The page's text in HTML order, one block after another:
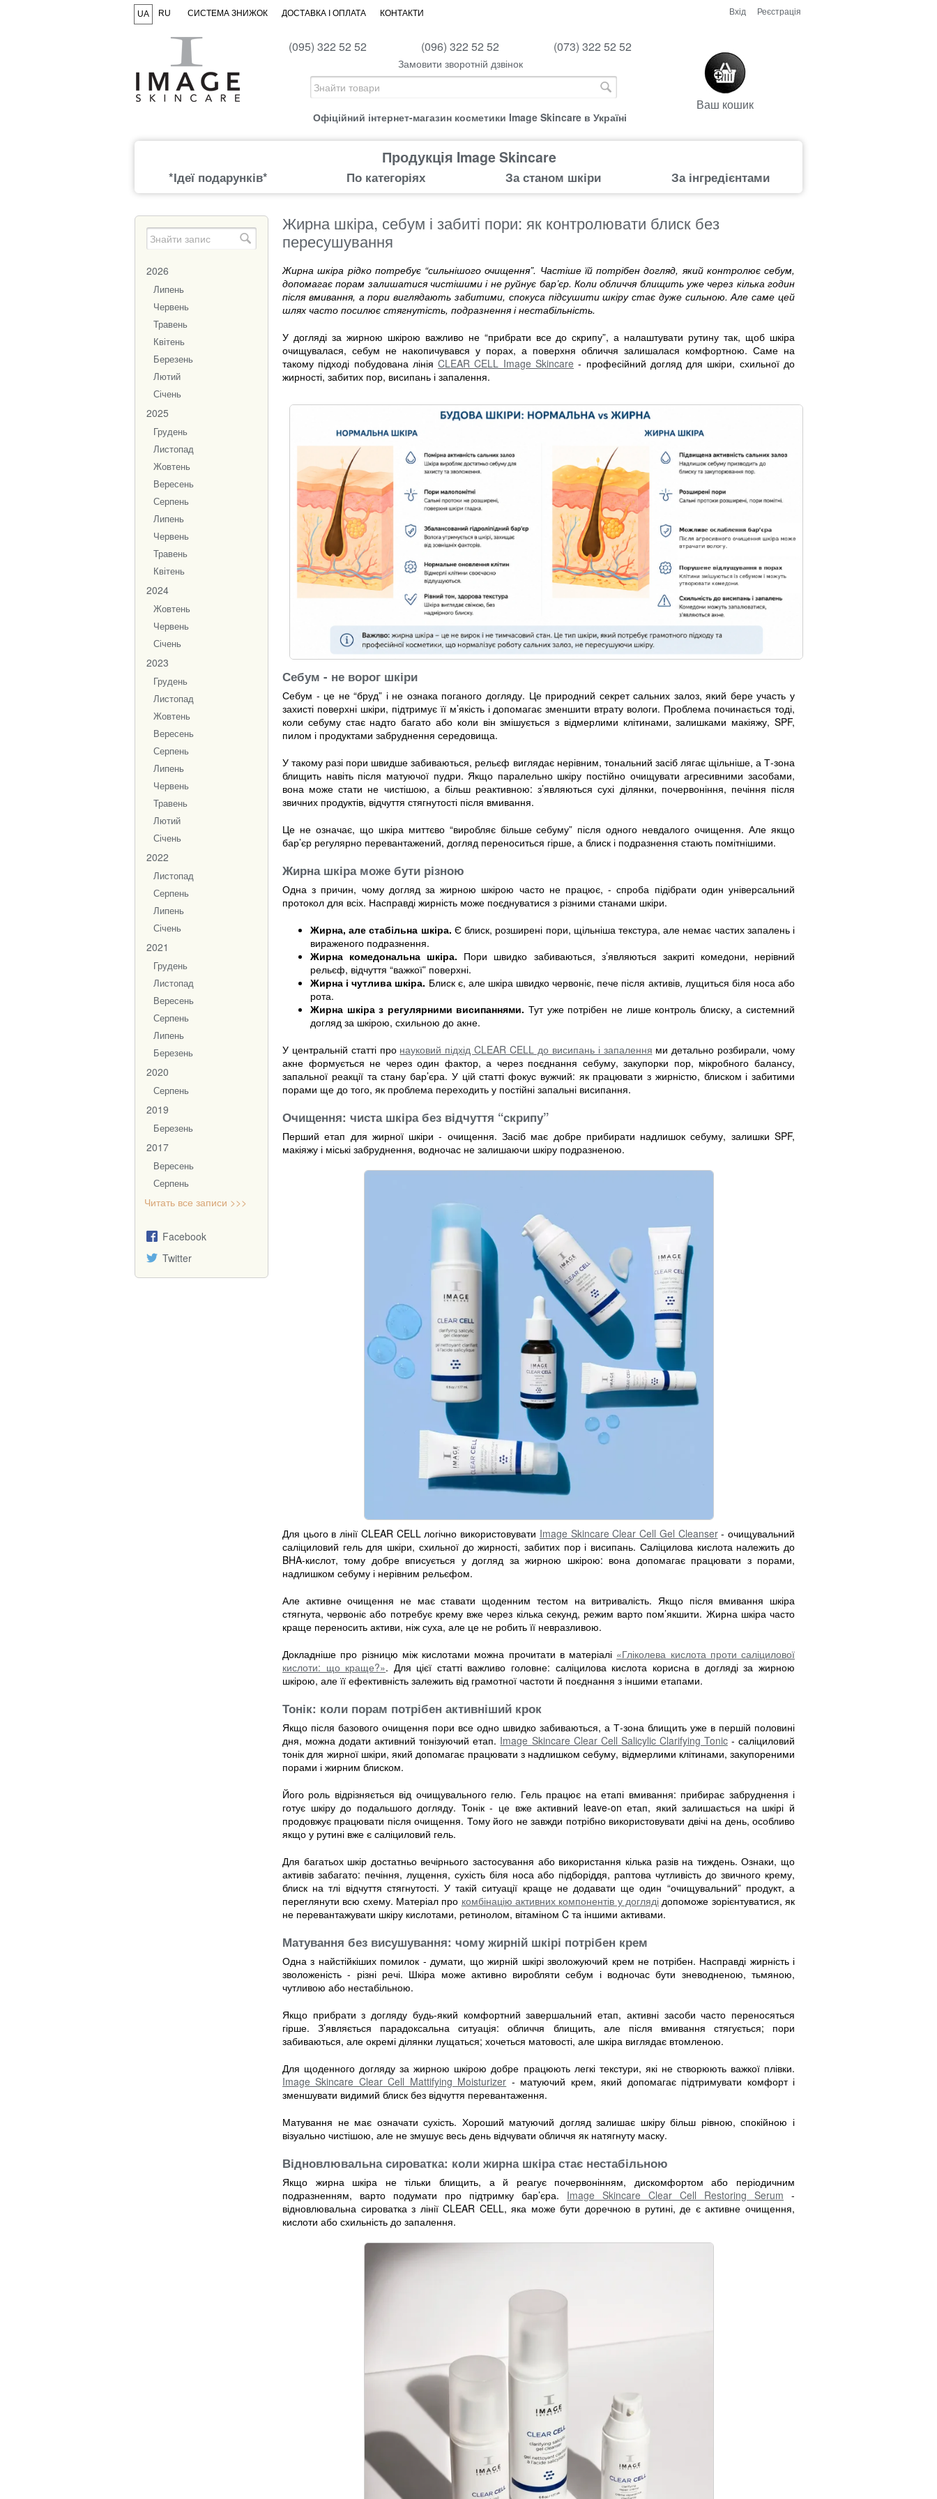
UA RU СИСТЕМА ЗНИЖОК ДОСТАВКА І ОПЛАТА КОНТАКТИ Вхід Реєстрація
Офіційний інтернет-магазин косметики Image Skincare в Україні
(095) 322 52 52 (096) 322 52 52 (073) 322 52 52
Замовити зворотній дзвінок
Ваш кошик
Продукція Image Skincare
*Ідеї подарунків* По категоріях За станом шкіри За інгредієнтами
2026
Липень
Червень
Травень
Квітень
Березень
Лютий
Січень
2025
Грудень
Листопад
Жовтень
Вересень
Серпень
Липень
Червень
Травень
Квітень
2024
Жовтень
Червень
Січень
2023
Грудень
Листопад
Жовтень
Вересень
Серпень
Липень
Червень
Травень
Лютий
Січень
2022
Листопад
Серпень
Липень
Січень
2021
Грудень
Листопад
Вересень
Серпень
Липень
Березень
2020
Серпень
2019
Березень
2017
Вересень
Серпень
Читать все записи >>>
Facebook
Twitter
Жирна шкіра, себум і забиті пори: як контролювати блиск без
пересушування
Жирна шкіра рідко потребує “сильнішого очищення”. Частіше їй потрібен догляд, який контролює себум,
допомагає порам залишатися чистішими і не руйнує бар’єр. Коли обличчя блищить уже через кілька годин
після вмивання, а пори виглядають забитими, спокуса підсушити шкіру стає дуже сильною. Але саме цей
шлях часто посилює стягнутість, подразнення і нестабільність.
У догляді за жирною шкірою важливо не “прибрати все до скрипу”, а налаштувати рутину так, щоб шкіра
очищувалася, себум не накопичувався у порах, а поверхня обличчя залишалася комфортною. Саме на
такому підході побудована лініяCLEAR CELL Image Skincare - професійний догляд для шкіри, схильної до
жирності, забитих пор, висипань і запалення.
Себум - не ворог шкіри
Себум - це не “бруд” і не ознака поганого догляду. Це природний секрет сальних залоз, який бере участь у
захисті поверхні шкіри, підтримує її м’якість і допомагає зменшити втрату вологи. Проблема починається тоді,
коли себуму стає надто багато або коли він змішується з відмерлими клітинами, залишками макіяжу, SPF,
пилом і продуктами забруднення середовища.
У такому разі пори швидше забиваються, рельєф виглядає нерівним, тональний засіб лягає щільніше, а Т-зона
блищить навіть після матуючої пудри. Якщо паралельно шкіру постійно очищувати агресивними засобами,
вона може стати не чистішою, а більш реактивною: з’являються сухі ділянки, почервоніння, печіння після
звичних продуктів, відчуття стягнутості після вмивання.
Це не означає, що шкіра миттєво “виробляє більше себуму” після одного невдалого очищення. Але якщо
бар’єр регулярно перевантажений, догляд переноситься гірше, а блиск і подразнення стають помітнішими.
Жирна шкіра може бути різною
Одна з причин, чому догляд за жирною шкірою часто не працює, - спроба підібрати один універсальний
протокол для всіх. Насправді жирність може поєднуватися з різними станами шкіри.
Жирна, але стабільна шкіра. Є блиск, розширені пори, щільніша текстура, але немає частих запалень і
вираженого подразнення.
Жирна комедональна шкіра. Пори швидко забиваються, з’являються закриті комедони, нерівний
рельєф, відчуття “важкої” поверхні.
Жирна і чутлива шкіра. Блиск є, але шкіра швидко червоніє, пече після активів, лущиться біля носа або
рота.
Жирна шкіра з регулярними висипаннями. Тут уже потрібен не лише контроль блиску, а системний
догляд за шкірою, схильною до акне.
У центральній статті про науковий підхід CLEAR CELL до висипань і запалення ми детально розбирали, чому
акне формується не через один фактор, а через поєднання себуму, закупорки пор, мікробного балансу,
запальної реакції та стану бар’єра. У цій статті фокус вужчий: як працювати з жирністю, блиском і забитими
порами ще до того, як проблема переходить у постійні запальні висипання.
Очищення: чиста шкіра без відчуття “скрипу”
Перший етап для жирної шкіри - очищення. Засіб має добре прибирати надлишок себуму, залишки SPF,
макіяжу і міські забруднення, водночас не залишаючи шкіру подразненою.
Для цього в лінії CLEAR CELL логічно використовувати Image Skincare Clear Cell Gel Cleanser- очищувальний
саліциловий гель для шкіри, схильної до жирності, забитих пор і висипань. Саліцилова кислота належить до
BHA-кислот, тому добре вписується у догляд за жирною шкірою: вона допомагає працювати з порами,
надлишком себуму і нерівним рельєфом.
Але активне очищення не має ставати щоденним тестом на витривалість. Якщо після вмивання шкіра
стягнута, червоніє або потребує крему вже через кілька секунд, режим варто пом’якшити. Жирна шкіра часто
краще переносить активи, ніж суха, але це не робить її невразливою.
Докладніше про різницю між кислотами можна прочитати в матеріалі «Гліколева кислота проти саліцилової
кислоти: що краще?». Для цієї статті важливо головне: саліцилова кислота корисна в догляді за жирною
шкірою, але її ефективність залежить від грамотної частоти й поєднання з іншими етапами.
Тонік: коли порам потрібен активніший крок
Якщо після базового очищення пори все одно швидко забиваються, а Т-зона блищить уже в першій половині
дня, можна додати активний тонізуючий етап. Image Skincare Clear Cell Salicylic Clarifying Tonic- саліциловий
тонік для жирної шкіри, який допомагає працювати з надлишком себуму, відмерлими клітинами, закупореними
порами і жирним блиском.
Його роль відрізняється від очищувального гелю. Гель працює на етапі вмивання: прибирає забруднення і
готує шкіру до подальшого догляду. Тонік - це вже активний leave-on етап, який залишається на шкірі й
продовжує працювати після очищення. Тому його не завжди потрібно використовувати двічі на день, особливо
якщо у рутині вже є саліциловий гель.
Для багатьох шкір достатньо вечірнього застосування або використання кілька разів на тиждень. Ознаки, що
активів забагато: печіння, лущення, сухість біля носа або підборіддя, раптова чутливість до звичного крему,
блиск на тлі відчуття стягнутості. У такій ситуації краще не додавати ще один “очищувальний” продукт, а
переглянути всю схему. Матеріал про комбінацію активних компонентів у догляді допоможе зорієнтуватися, як
не перевантажувати шкіру кислотами, ретинолом, вітаміном C та іншими активами.
Матування без висушування: чому жирній шкірі потрібен крем
Одна з найстійкіших помилок - думати, що жирній шкірі зволожуючий крем не потрібен. Насправді жирність і
зволоженість - різні речі. Шкіра може активно виробляти себум і водночас бути зневодненою, тьмяною,
чутливою або нестабільною.
Якщо прибрати з догляду будь-який комфортний завершальний етап, активні засоби часто переносяться
гірше. З’являється парадоксальна ситуація: обличчя блищить, але після вмивання стягується; пори
забиваються, але окремі ділянки лущаться; хочеться матовості, але шкіра виглядає втомленою.
Для щоденного догляду за жирною шкірою добре працюють легкі текстури, які не створюють важкої плівки.
Image Skincare Clear Cell Mattifying Moisturizer - матуючий крем, який допомагає підтримувати комфорт і
зменшувати видимий блиск без відчуття перевантаження.
Матування не має означати сухість. Хороший матуючий догляд залишає шкіру більш рівною, спокійною і
візуально чистішою, але не змушує весь день відчувати обличчя як натягнуту маску.
Відновлювальна сироватка: коли жирна шкіра стає нестабільною
Якщо жирна шкіра не тільки блищить, а й реагує почервонінням, дискомфортом або періодичним
подразненням, варто подумати про підтримку бар’єра. Image Skincare Clear Cell Restoring Serum -
відновлювальна сироватка з лінії CLEAR CELL, яка може бути доречною в рутині, де є активне очищення,
кислоти або схильність до запалення.